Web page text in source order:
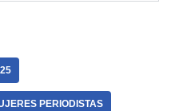
PERIODISTAS